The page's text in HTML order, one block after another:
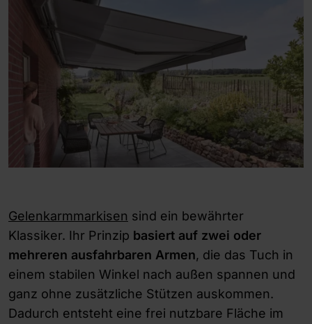
Gelenkarmmarkisen sind ein bewährter
Klassiker. Ihr Prinzip basiert auf zwei oder
mehreren ausfahrbaren Armen, die das Tuch in
einem stabilen Winkel nach außen spannen und
ganz ohne zusätzliche Stützen auskommen.
Dadurch entsteht eine frei nutzbare Fläche im